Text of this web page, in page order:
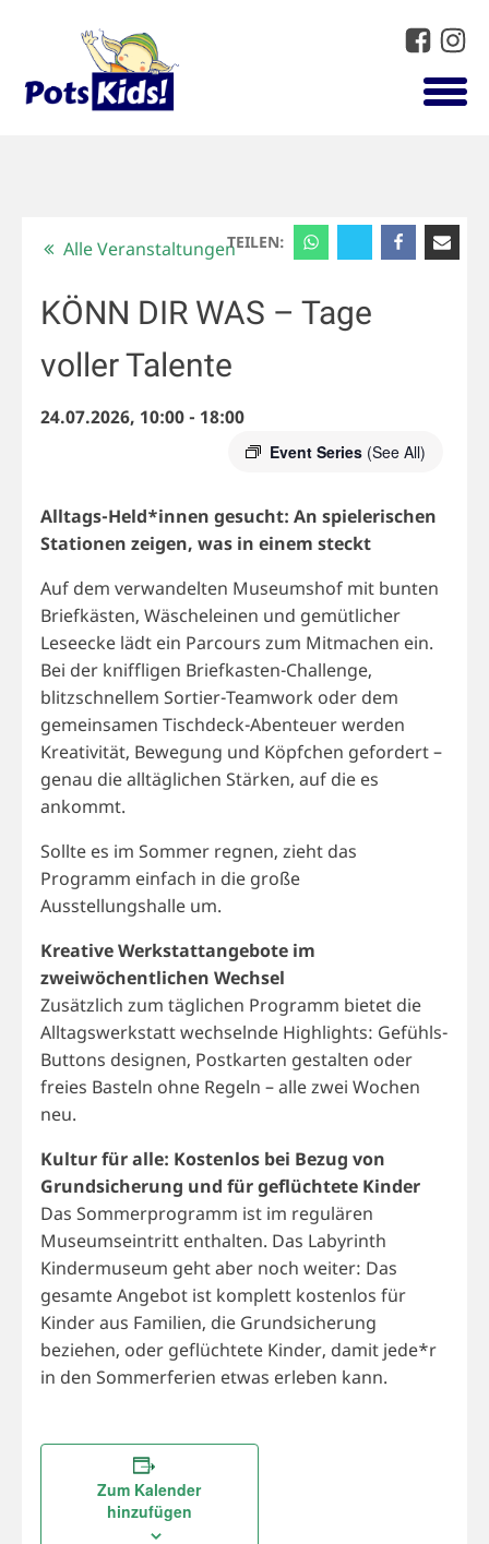
TEILEN:
Alle Veranstaltungen
KÖNN DIR WAS – Tage
voller Talente
24.07.2026, 10:00- 18:00
Event Series (See All)
Alltags-Held*innen gesucht: An spielerischen
Stationen zeigen, was in einem steckt
Auf dem verwandelten Museumshof mit bunten
Briefkästen, Wäscheleinen und gemütlicher
Leseecke lädt ein Parcours zum Mitmachen ein.
Bei der kniffligen Briefkasten-Challenge,
blitzschnellem Sortier-Teamwork oder dem
gemeinsamen Tischdeck-Abenteuer werden
Kreativität, Bewegung und Köpfchen gefordert –
genau die alltäglichen Stärken, auf die es
ankommt.
Sollte es im Sommer regnen, zieht das
Programm einfach in die große
Ausstellungshalle um.
Kreative Werkstattangebote im
zweiwöchentlichen Wechsel
Zusätzlich zum täglichen Programm bietet die
Alltagswerkstatt wechselnde Highlights: Gefühls-
Buttons designen, Postkarten gestalten oder
freies Basteln ohne Regeln – alle zwei Wochen
neu.
Kultur für alle: Kostenlos bei Bezug von
Grundsicherung und für geflüchtete Kinder
Das Sommerprogramm ist im regulären
Museumseintritt enthalten. Das Labyrinth
Kindermuseum geht aber noch weiter: Das
gesamte Angebot ist komplett kostenlos für
Kinder aus Familien, die Grundsicherung
beziehen, oder geflüchtete Kinder, damit jede*r
in den Sommerferien etwas erleben kann.
Zum Kalender
hinzufügen